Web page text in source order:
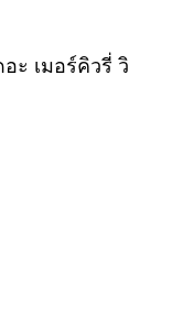
ะ เมอร์คิวรี่ วิ